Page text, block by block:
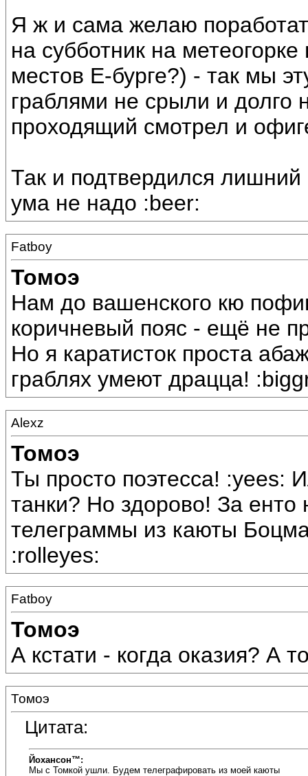
Я ж и сама желаю
на субботник на
местов Е-бурге?) - так мы
граблями не срыли и долго
проходящий смотрел и
Так и подтвердился лишний
ума не надо :beer:
Fatboy
Томоэ
Нам до вашенского кю
коричневый пояс - ещё не
Но я каратисток проста
граблях умеют драцца!
Alexz
Томоэ
Ты просто поэтесса! :yees:
танки? Но здорово! За
телеграммы из каюты
:rolleyes:
Fatboy
Томоэ
А кстати - когда оказия? А
Томоэ
Цитата:
Йохансон™:
Мы с Томкой ушли. Будем телеграфировать из моей каюты